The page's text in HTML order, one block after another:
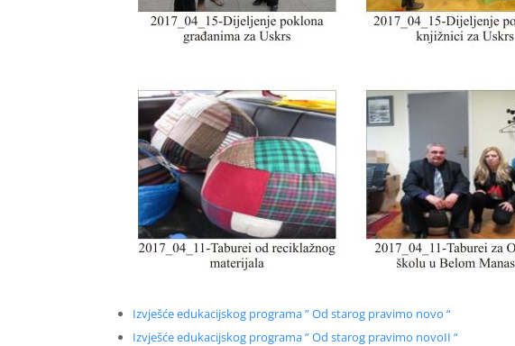
Izvješće edukacijskog programa ” Od starog pravimo novo “
Izvješće edukacijskog programa ” Od starog pravimo novoII “